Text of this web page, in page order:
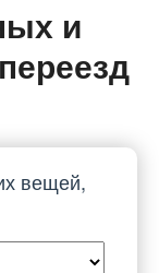
и
вещей,